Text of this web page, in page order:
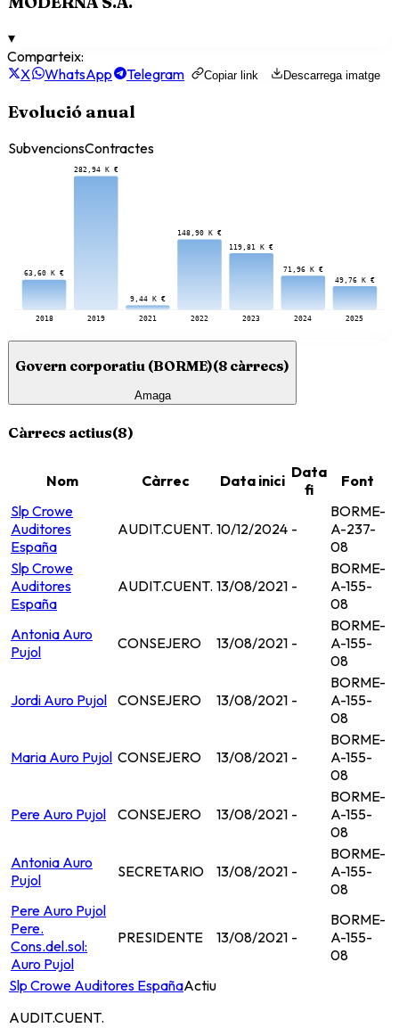
▾
Comparteix:
X
WhatsApp Telegram Copiar link Descarrega imatge
Evolució anual
SubvencionsContractes
63,60 K €
2018
282,94 K €
2019
9,44 K €
2021
148,90 K €
2022
119,81 K €
2023
71,96 K €
2024
49,76 K €
2025
Govern corporatiu (BORME)(8 càrrecs)
Amaga
Càrrecs actius(8)
Nom Càrrec Data inici Data
fi
Font
Slp Crowe
Auditores
España
AUDIT.CUENT. 10/12/2024 -
BORME-
A-237-
08
Slp Crowe
Auditores
España
AUDIT.CUENT. 13/08/2021 -
BORME-
A-155-
08
Antonia Auro
Pujol
CONSEJERO 13/08/2021 -
BORME-
A-155-
08
Jordi Auro Pujol CONSEJERO 13/08/2021 -
BORME-
A-155-
08
Maria Auro Pujol CONSEJERO 13/08/2021 -
BORME-
A-155-
08
Pere Auro Pujol CONSEJERO 13/08/2021 -
BORME-
A-155-
08
Antonia Auro
Pujol
SECRETARIO 13/08/2021 -
BORME-
A-155-
08
Pere Auro Pujol
Pere.
Cons.del.sol:
Auro Pujol
PRESIDENTE 13/08/2021 -
BORME-
A-155-
08
Slp Crowe Auditores EspañaActiu
AUDIT.CUENT.